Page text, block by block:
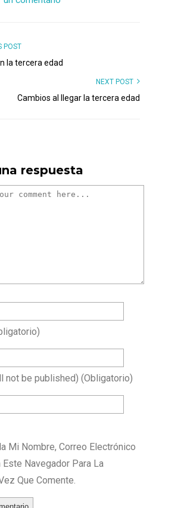
POST
la tercera edad
NEXT POST
Cambios al llegar la tercera edad
respuesta
not be published) (obligatorio)
Mi Nombre, Correo Electrónico
Este Navegador Para La
Que Comente.